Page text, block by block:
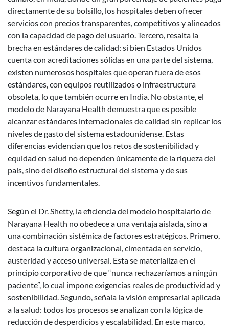
directamente de su bolsillo, los hospitales deben ofrecer
servicios con precios transparentes, competitivos y alineados
con la capacidad de pago del usuario. Tercero, resalta la
brecha en estándares de calidad: si bien Estados Unidos
cuenta con acreditaciones sólidas en una parte del sistema,
existen numerosos hospitales que operan fuera de esos
estándares, con equipos reutilizados o infraestructura
obsoleta, lo que también ocurre en India. No obstante, el
modelo de Narayana Health demuestra que es posible
alcanzar estándares internacionales de calidad sin replicar los
niveles de gasto del sistema estadounidense. Estas
diferencias evidencian que los retos de sostenibilidad y
equidad en salud no dependen únicamente de la riqueza del
país, sino del diseño estructural del sistema y de sus
incentivos fundamentales.
Según el Dr. Shetty, la eficiencia del modelo hospitalario de
Narayana Health no obedece a una ventaja aislada, sino a
una combinación sistémica de factores estratégicos. Primero,
destaca la cultura organizacional, cimentada en servicio,
austeridad y acceso universal. Esta se materializa en el
principio corporativo de que “nunca rechazaríamos a ningún
paciente”, lo cual impone exigencias reales de productividad y
sostenibilidad. Segundo, señala la visión empresarial aplicada
a la salud: todos los procesos se analizan con la lógica de
reducción de desperdicios y escalabilidad. En este marco,